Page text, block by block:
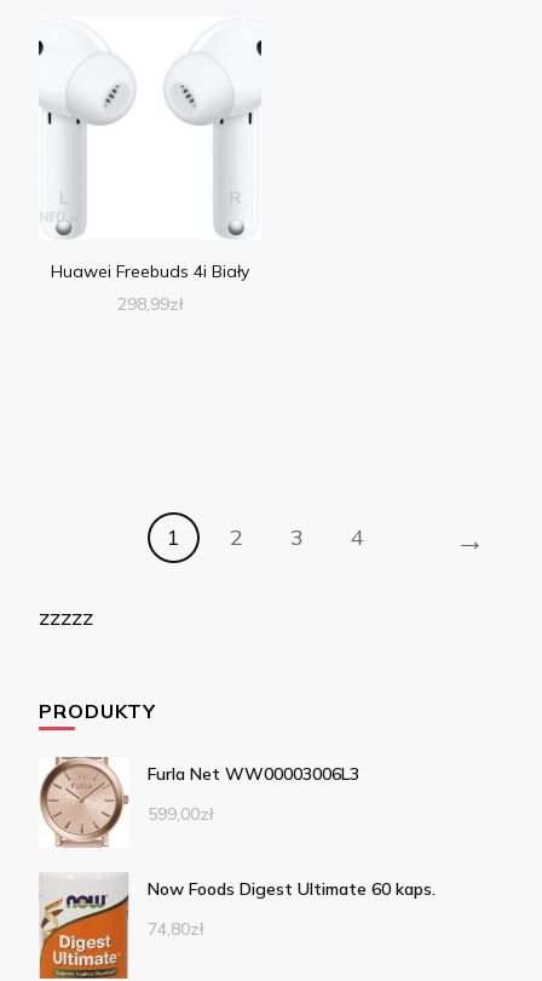
Huawei Freebuds 4i Biały
298,99zł
1 2 3 4 →
zzzzz
PRODUKTY
Furla Net WW00003006L3
599,00zł
Now Foods Digest Ultimate 60 kaps.
74,80zł